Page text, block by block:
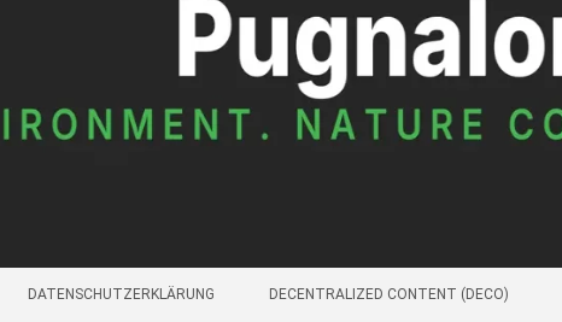
DATENSCHUTZERKLÄRUNG DECENTRALIZED CONTENT (DECO)